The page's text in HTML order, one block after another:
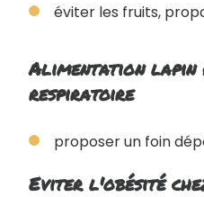
éviter les fruits,
Alimentation lapin
respiratoire
proposer un foin
Eviter l'obésité